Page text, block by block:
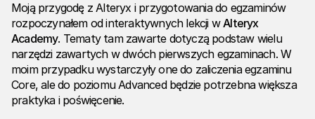
Moją przygodę z Alteryx i przygotowania do egzaminów
rozpoczynałem od interaktywnych lekcji wAlteryx
Academy. Tematy tam zawarte dotyczą podstaw wielu
narzędzi zawartych w dwóch pierwszych egzaminach. W
moim przypadku wystarczyły one do zaliczenia egzaminu
Core, ale do poziomu Advanced będzie potrzebna większa
praktyka i poświęcenie.